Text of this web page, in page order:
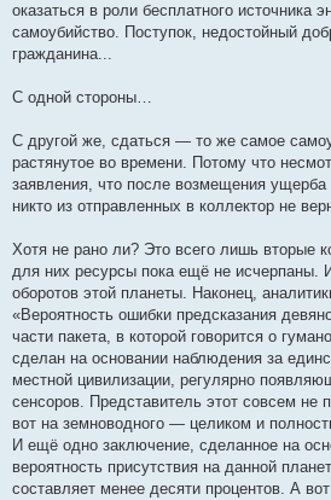
оказаться в роли бесплатного источника
самоубийство. Поступок, недостойный
гражданина...
С одной стороны…
С другой же, сдаться — то же самое
растянутое во времени. Потому что
заявления, что после возмещения ущерба
никто из отправленных в коллектор не
Хотя не рано ли? Это всего лишь вторые
для них ресурсы пока ещё не исчерпаны.
оборотов этой планеты. Наконец,
«Вероятность ошибки предсказания
части пакета, в которой говорится о
сделан на основании наблюдения за
местной цивилизации, регулярно
сенсоров. Представитель этот совсем не
вот на земноводного — целиком и
И ещё одно заключение, сделанное на
вероятность присутствия на данной
составляет менее десяти процентов. А